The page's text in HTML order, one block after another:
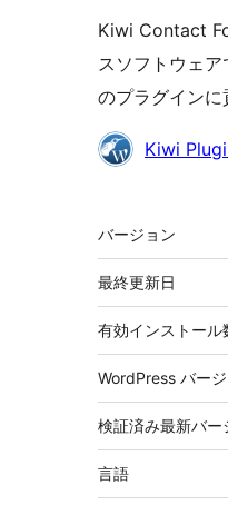
Kiwi Contact
スソフトウェ
のプラグインに
貢
Kiwi
メ
タ
バージョン
最終更新日
有効インストール
WordPress バー
検証済み最新バー
言語